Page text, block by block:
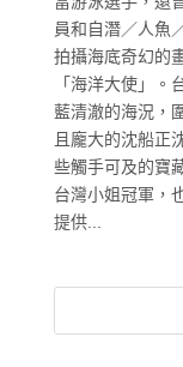
員和自潛／人魚
拍攝海底奇幻的
「海洋大使」
藍清澈的海況，
且龐大的沈船正
些觸手可及的寶
台灣小姐冠軍，
提供...